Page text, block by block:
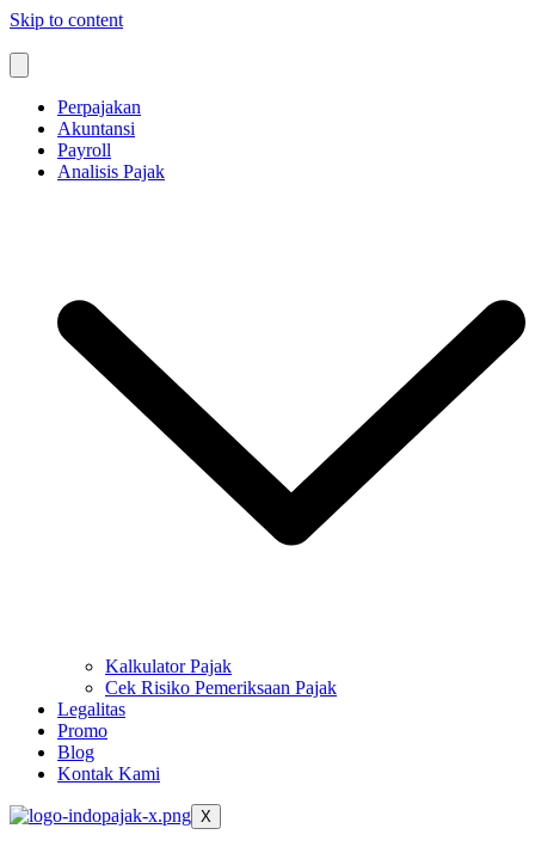
Skip to content
Perpajakan
Akuntansi
Payroll
Analisis Pajak
Kalkulator Pajak
Cek Risiko Pemeriksaan Pajak
Legalitas
Promo
Blog
Kontak Kami
X